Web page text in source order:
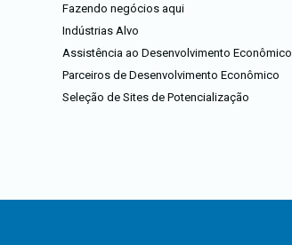
Fazendo negócios aqui
Indústrias Alvo
Assistência ao Desenvolvimento Econômico
Parceiros de Desenvolvimento Econômico
Seleção de Sites de Potencialização